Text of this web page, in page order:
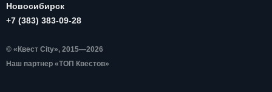
Новосибирск
+7 (383) 383-09-28
© «Квест City», 2015—2026
Наш партнер «ТОП Квестов»